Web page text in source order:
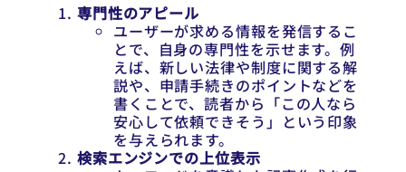
専門性のアピール
ユーザーが求める情報を発信するこ
とで、自身の専門性を示せます。例
えば、新しい法律や制度に関する解
説や、申請手続きのポイントなどを
書くことで、読者から「この人なら
安心して依頼できそう」という印象
を与えられます。
検索エンジンでの上位表示